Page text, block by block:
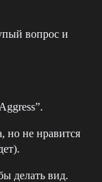
вопрос и
но не нравится
делать вид.